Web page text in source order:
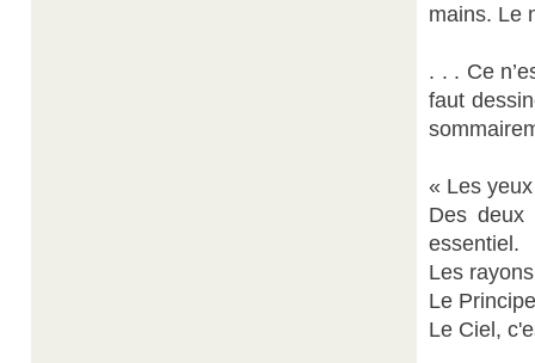
mains. Le
. . . Ce
faut
« Les
Des deux
essentiel.
Les
Le
Le Ciel,